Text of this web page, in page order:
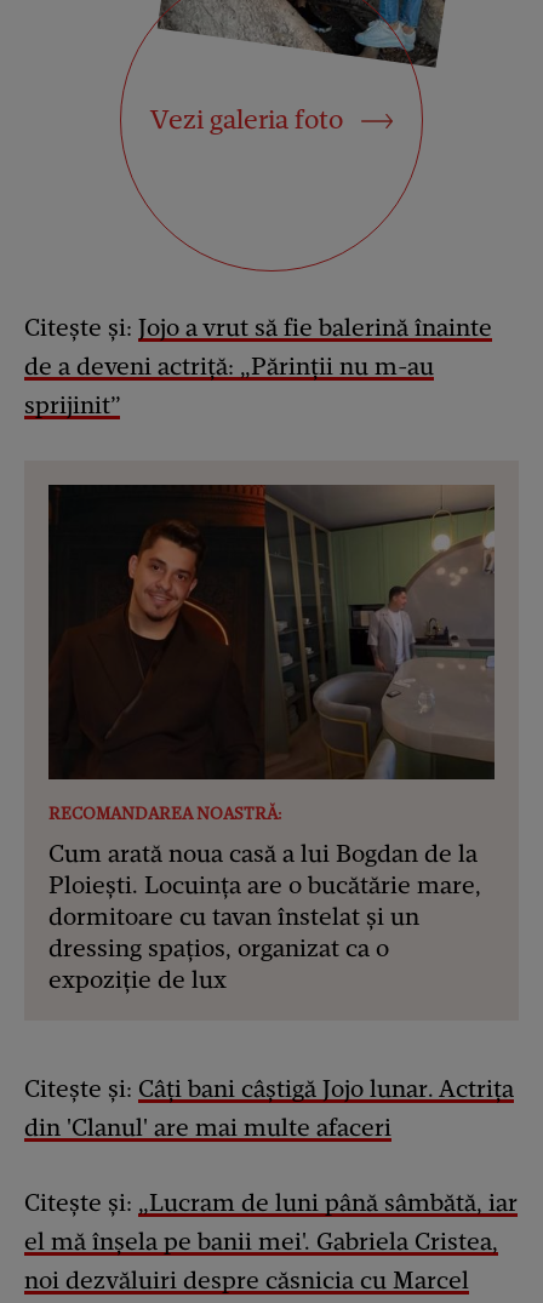
Vezi galeria foto
Citește și: Jojo a vrut să fie balerină înainte
de a deveni actriță: „Părinții nu m-au
sprijinit”
RECOMANDAREA NOASTRĂ:
Cum arată noua casă a lui Bogdan de la
Ploiești. Locuința are o bucătărie mare,
dormitoare cu tavan înstelat și un
dressing spațios, organizat ca o
expoziție de lux
Citește și: Câți bani câștigă Jojo lunar. Actrița
din 'Clanul' are mai multe afaceri
Citește și: „Lucram de luni până sâmbătă, iar
el mă înșela pe banii mei'. Gabriela Cristea,
noi dezvăluiri despre căsnicia cu Marcel